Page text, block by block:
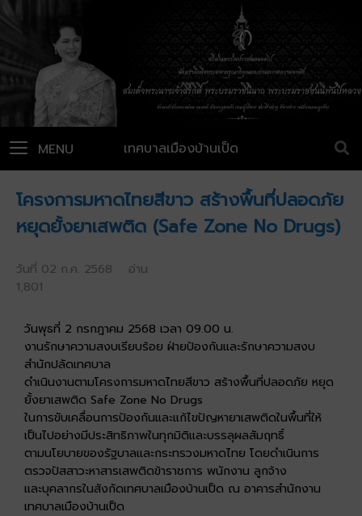
เทศบาลเมืองบ้านเป็ด
MENU
โครงการมหาดไทยสีขาว สร้างพื้นที่ปลอดภัย
หยุดยั้งยาเสพติด (Safe Zone No Drugs)
วันที่ 02 ก.ค. 2568 อ่าน
1,801
วันพุธที่ 2 กรกฎาคม 2568 เวลา 09.00 น.
งานรักษาความสงบเรียบร้อย ฝ่ายป้องกันและรักษาความสงบ
สำนักปลัดเทศบาล
ดำเนินงานตามโครงการมหาดไทยสีขาว สร้างพื้นที่ปลอดภัย หยุด
ยั้งยาเสพติด Safe Zone No Drugs
ในการขับเคลื่อนการป้องกันและแก้ไขปัญหายาเสพติดในพื้นที่ให้
เป็นไปอย่างมีประสิทธิภาพในทุกมิติและบรรลุผลสัมฤทธิ์
ตามนโยบายของรัฐบาลและกระทรวงมหาดไทย โดยดำเนินการ
ตรวจปัสสาวะหาสารเสพติดข้าราชการ พนักงาน ลูกจ้าง
และบุคลากรในสังกัดเทศบาลเมืองบ้านเป็ด ณ อาคารสำนักงาน
เทศบาลเมืองบ้านเป็ด